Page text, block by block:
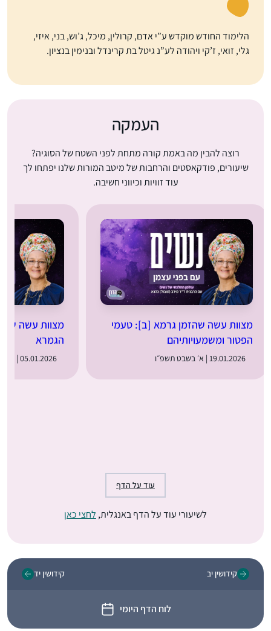
הלימוד החודש מוקדש ע”י אדם, קרולין, מיכל, ג’וש, בני, איזי,
גלי, זואי, ז’קי ויהודה לע”נ גיטל בת קרינדל ובנימין בנציון.
העמקה
רוצה להבין מה באמת קורה מתחת לפני השטח של הסוגיה?
שיעורים, פודקאסטים והרחבות של מיטב המורות שלנו יפתחו לך
עוד זוויות וכיווני חשיבה.
מצוות עשה שהזמן גרמא [ב]: טעמי
הפטור ומשמעויותיהם
19.01.2026 | א׳ בשבט תשפ״ו
מצוות עשה
הגמרא
05.01.2026 | ט״ז בטבת תשפ״ו
עוד על הדף
לשיעורי עוד על הדף באנגלית, לחצי כאן
קידושין יב
לוח הדף היומי
קידושין יד